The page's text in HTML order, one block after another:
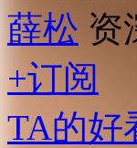
薛松 资
+订阅
TA的好